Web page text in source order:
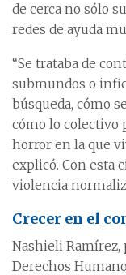
de cerca no sólo
redes de ayuda
“Se trataba de
submundos o
búsqueda, cómo
cómo lo colectivo
horror en la que
explicó. Con esta
violencia
Crecer en el
Nashieli Ramírez,
Derechos